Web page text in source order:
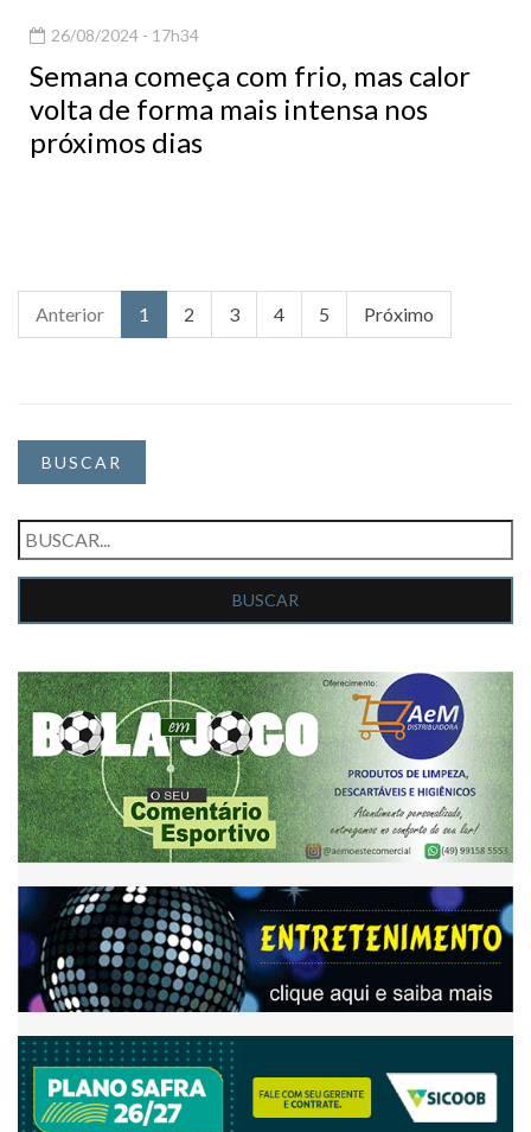
26/08/2024 - 17h34
Semana começa com frio, mas calor
volta de forma mais intensa nos
próximos dias
Anterior 1 2 3 4 5 Próximo
BUSCAR